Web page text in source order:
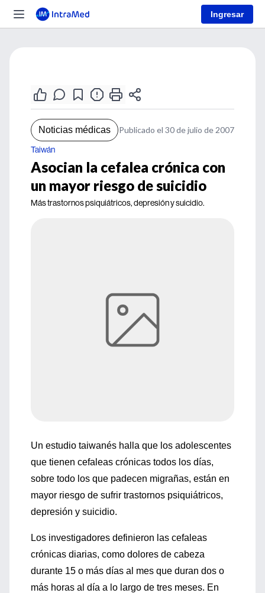
Ingresar
Noticias médicas Publicado el 30 de julio de 2007
Taiwán
Asocian la cefalea crónica con
un mayor riesgo de suicidio
Más trastornos psiquiátricos, depresión y suicidio.
Un estudio taiwanés halla que los adolescentes
que tienen cefaleas crónicas todos los días,
sobre todo los que padecen migrañas, están en
mayor riesgo de sufrir trastornos psiquiátricos,
depresión y suicidio.
Los investigadores definieron las cefaleas
crónicas diarias, como dolores de cabeza
durante 15 o más días al mes que duran dos o
más horas al día a lo largo de tres meses. En